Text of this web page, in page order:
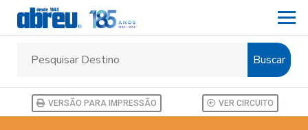
Buscar
VERSÃO PARA IMPRESSÃO VER CIRCUITO